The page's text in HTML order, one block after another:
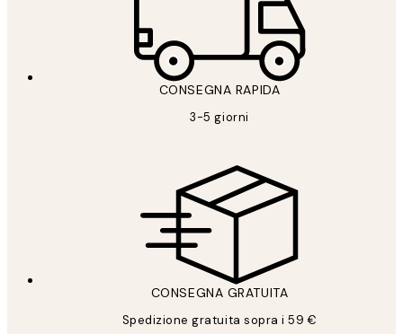
CONSEGNA RAPIDA
3-5 giorni
CONSEGNA GRATUITA
Spedizione gratuita sopra i 59 €